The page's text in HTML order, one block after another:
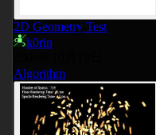
2D Geometry Test
k0rin
Algorithm